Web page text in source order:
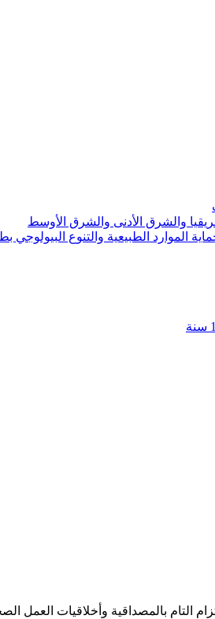
الموارد الطبيعية والتنوع البيولوجي
التام بالمصداقية وأخلاقيات